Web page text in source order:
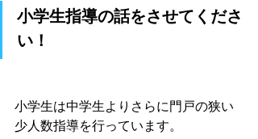
小学生指導の話をさせてくださ
い！
小学生は中学生よりさらに門戸の狭い
少人数指導を行っています。